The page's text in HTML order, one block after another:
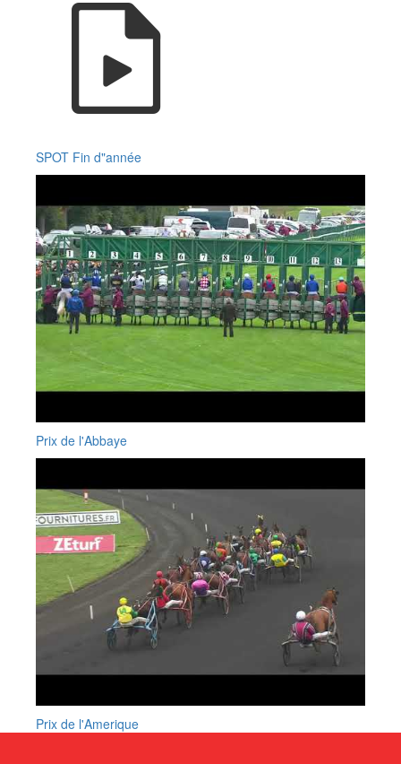
SPOT Fin d"année
Prix de l'Abbaye
Prix de l'Amerique